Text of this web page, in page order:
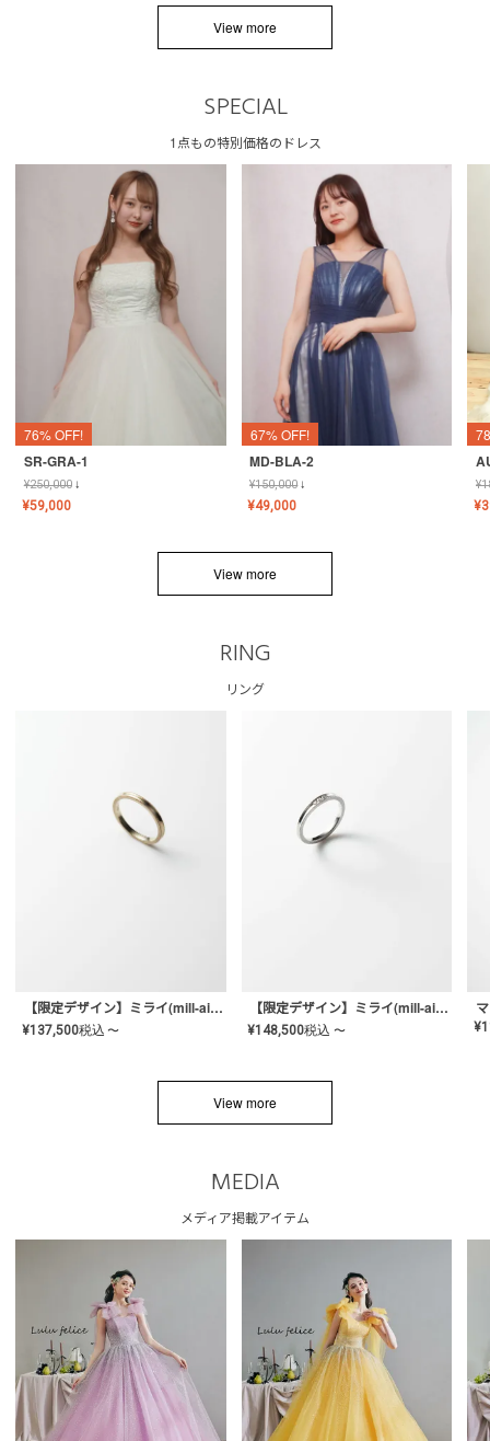
View more
SPECIAL
1点もの特別価格のドレス
76% OFF!
SR-GRA-1
¥250,000↓
¥59,000
67% OFF!
MD-BLA-2
¥150,000↓
¥49,000
¥
¥
View more
RING
リング
【限定デザイン】ミライ(mill-ai)リング
¥137,500税込 〜
【限定デザイン】ミライ(mill-ai)リング
¥148,500税込 〜 ¥
View more
MEDIA
メディア掲載アイテム